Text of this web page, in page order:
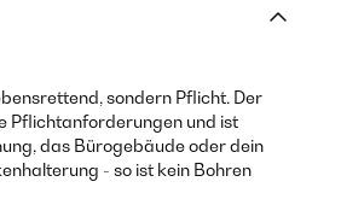
sondern Pflicht. Der
Pflichtanforderungen und ist
das Bürogebäude oder dein
- so ist kein Bohren